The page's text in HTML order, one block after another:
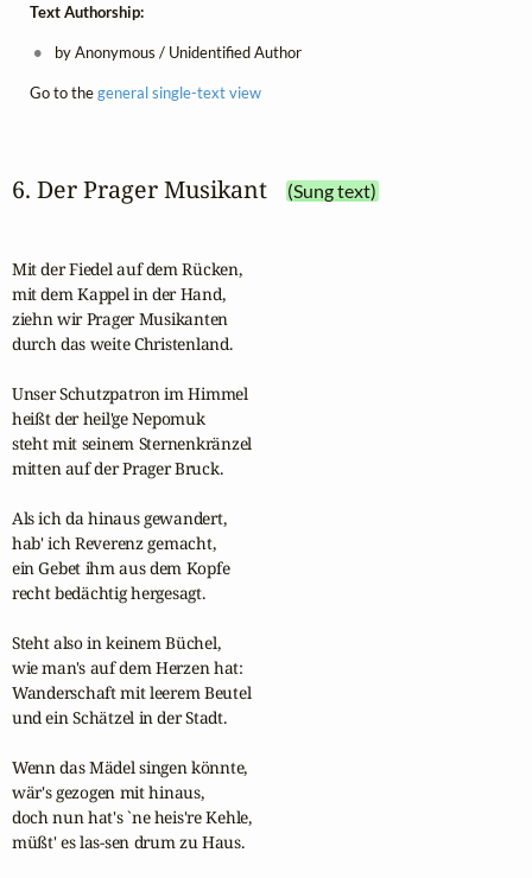
Text Authorship:
by Anonymous / Unidentified Author
Go to thegeneral single-text view
6. Der Prager Musikant (Sung text)
Mit der Fiedel auf dem Rücken,
mit dem Kappel in der Hand,
ziehn wir Prager Musikanten
durch das weite Christenland.
Unser Schutzpatron im Himmel
heißt der heil'ge Nepomuk
steht mit seinem Sternenkränzel
mitten auf der Prager Bruck.
Als ich da hinaus gewandert,
hab' ich Reverenz gemacht,
ein Gebet ihm aus dem Kopfe
recht bedächtig hergesagt.
Steht also in keinem Büchel,
wie man's auf dem Herzen hat:
Wanderschaft mit leerem Beutel
und ein Schätzel in der Stadt.
Wenn das Mädel singen könnte,
wär's gezogen mit hinaus,
doch nun hat's `ne heis're Kehle,
müßt' es las-sen drum zu Haus.